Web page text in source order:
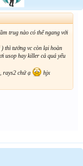
trug nào có thể ngang với
thì tướng vc còn lại hoàn
usop hay killer cả quá yếu
rays2 chứ ạ
hjx